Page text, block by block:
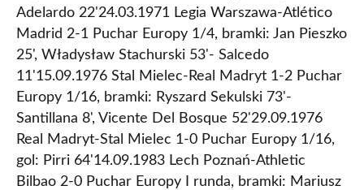
Adelardo 22'24.03.1971 Legia Warszawa-Atlético
Madrid 2-1 Puchar Europy 1/4, bramki: Jan Pieszko
25', Władysław Stachurski 53'- Salcedo
11'15.09.1976 Stal Mielec-Real Madryt 1-2 Puchar
Europy 1/16, bramki: Ryszard Sekulski 73'-
Santillana 8', Vicente Del Bosque 52'29.09.1976
Real Madryt-Stal Mielec 1-0 Puchar Europy 1/16,
gol: Pirri 64'14.09.1983 Lech Poznań-Athletic
Bilbao 2-0 Puchar Europy I runda, bramki: Mariusz